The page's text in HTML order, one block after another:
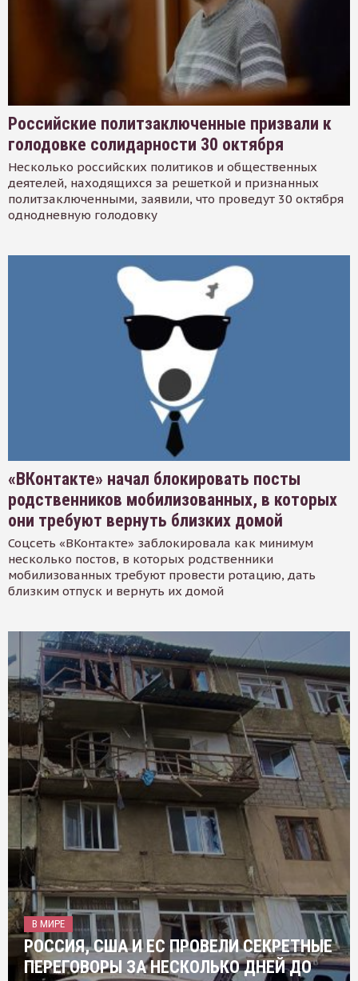
Российские политзаключенные призвали к
голодовке солидарности 30 октября
Несколько российских политиков и общественных
деятелей, находящихся за решеткой и признанных
политзаключенными, заявили, что проведут 30 октября
однодневную голодовку
«ВКонтакте» начал блокировать посты
родственников мобилизованных, в которых
они требуют вернуть близких домой
Соцсеть «ВКонтакте» заблокировала как минимум
несколько постов, в которых родственники
мобилизованных требуют провести ротацию, дать
близким отпуск и вернуть их домой
В МИРЕ
РОССИЯ, США И ЕС ПРОВЕЛИ СЕКРЕТНЫЕ
ПЕРЕГОВОРЫ ЗА НЕСКОЛЬКО ДНЕЙ ДО